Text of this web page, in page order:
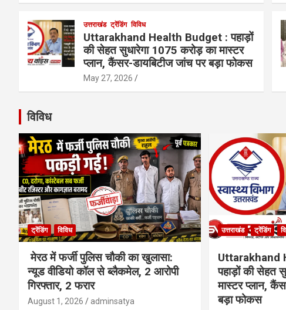
उत्तराखंड ट्रेंडिंग विविध
Uttarakhand Health Budget : पहाड़ों
की सेहत सुधारेगा 1075 करोड़ का मास्टर
प्लान, कैंसर-डायबिटीज जांच पर बड़ा फोकस
May 27, 2026
विविध
ट्रेंडिंग विविध
मेरठ में फर्जी पुलिस चौकी का खुलासा:
न्यूड वीडियो कॉल से ब्लैकमेल, 2 आरोपी
गिरफ्तार, 2 फरार
August 1, 2026 adminsatya
उत्तराखंड ट्रेंडिंग
Uttarakhand
पहाड़ों की सेहत
मास्टर प्लान,
बड़ा फोकस